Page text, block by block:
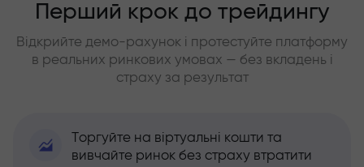
Перший крок до трейдингу
Відкрийте демо-рахунок і протестуйте платформу
в реальних ринкових умовах — без вкладень і
страху за результат
Торгуйте на віртуальні кошти та
вивчайте ринок без страху втратити